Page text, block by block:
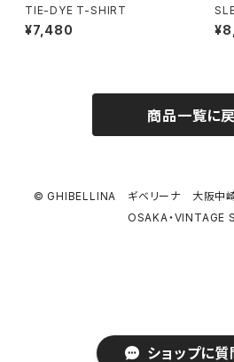
ショップに質
TIE-DYE T-SHIRT
¥7,480
商品一覧に
© GHIBELLINA ギベリーナ 大阪中崎町
OSAKA・VINTAGE